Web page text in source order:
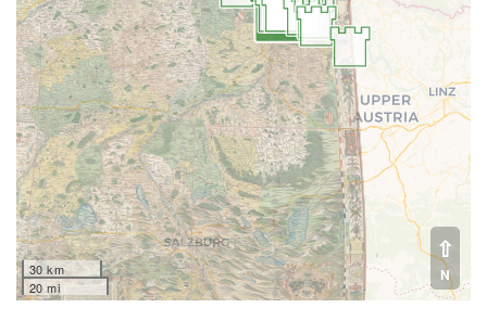
30 km
20 mi
⇧
N